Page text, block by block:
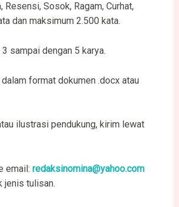
Resensi, Sosok, Ragam, Curhat,
dan maksimum 2.500 kata.
sampai dengan 5 karya.
format dokumen .docx atau
ilustrasi pendukung, kirim lewat
email: redaksinomina@yahoo.com
jenis tulisan.